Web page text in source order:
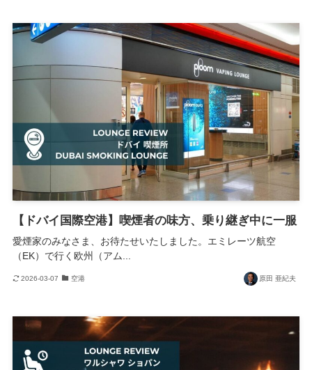
【ドバイ国際空港】喫煙者の味方、乗り継ぎ中に一服
愛煙家のみなさま、お待たせいたしました。エミレーツ航空
（EK）で行く欧州（アム...
2026-03-07 空港 原田 亜紀夫